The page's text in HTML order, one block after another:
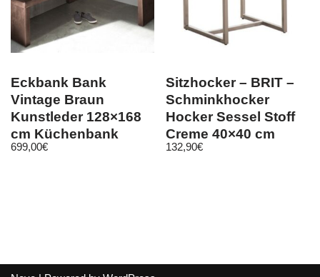
Eckbank Bank
Vintage Braun
Kunstleder 128×168
cm Küchenbank
Sitzbank Sitzecke
699,00€
Sitzhocker – BRIT –
Schminkhocker
Hocker Sessel Stoff
Creme 40×40 cm
132,90€